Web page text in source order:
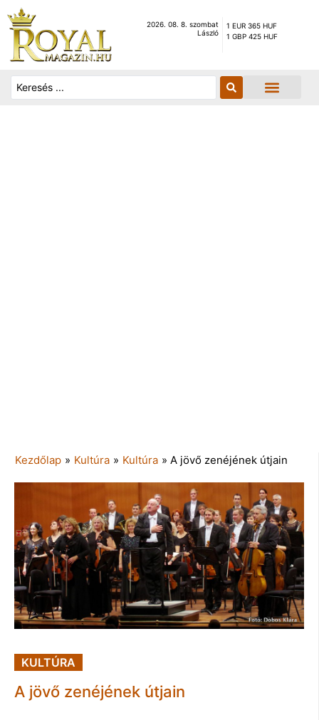
2026. 08. 8. szombat
László
1 EUR 365 HUF
1 GBP 425 HUF
Kezdőlap » Kultúra » Kultúra » A jövő zenéjének útjain
KULTÚRA
A jövő zenéjének útjain